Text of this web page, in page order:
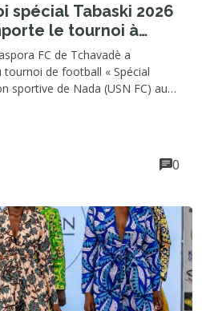
spécial Tabaski 2026
le tournoi à
FC de Tchavadè a
tournoi de football « Spécial
sportive de Nada (USN FC) aux
dans la commune de
réglementaire, les deux
0